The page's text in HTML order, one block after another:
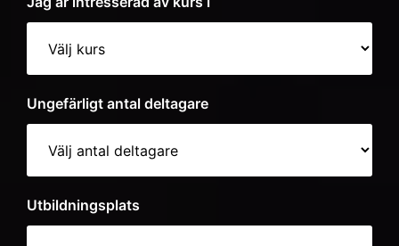
Ungefärligt antal deltagare
Utbildningsplats